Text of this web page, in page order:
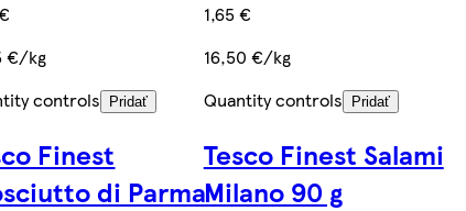
€/kg
controls
Pridať
1,65 €
16,50 €/kg
Quantity controls
Pridať
Finest
di Parma
Tesco Finest Salami
Milano 90 g